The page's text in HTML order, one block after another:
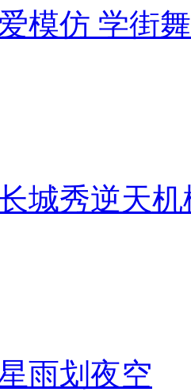
模仿 学街
城秀逆天机
雨划夜空